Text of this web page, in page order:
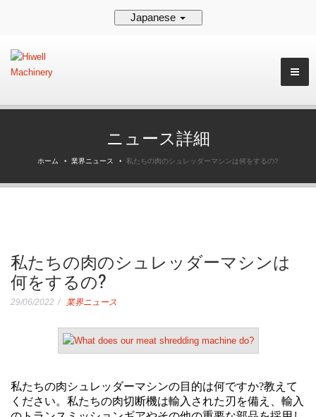
Japanese
ニュース詳細
ホーム 業界ニュース 私たちの肉のシュレッダーマシンは何をするの?
私たちの肉のシュレッダーマシンは
何をするの?
29/06/2022 業界ニュース